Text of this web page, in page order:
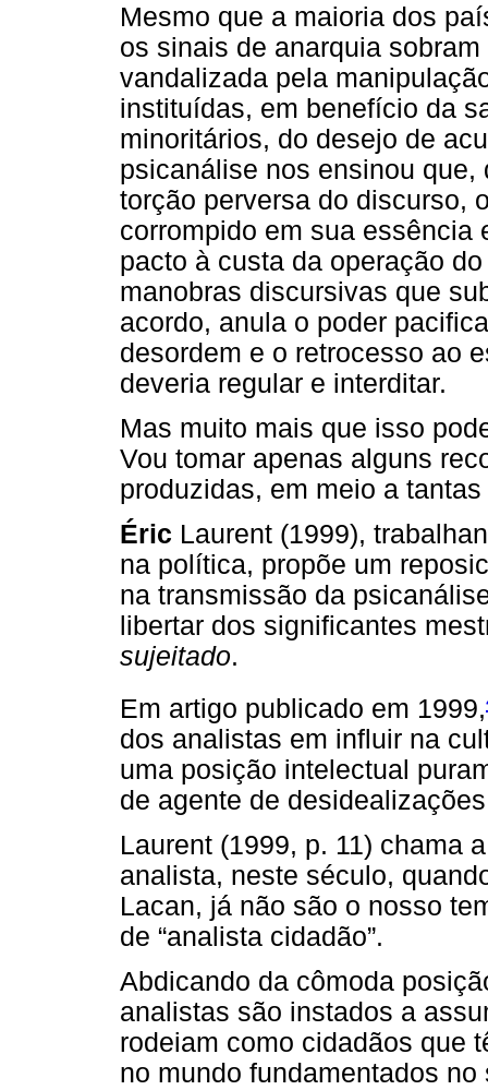
Mesmo que a maioria dos
os sinais de anarquia
vandalizada pela
instituídas, em benefício da
minoritários, do desejo de
psicanálise nos ensinou
torção perversa do discurso,
corrompido em sua essência
pacto à custa da operação
manobras discursivas que
acordo, anula o poder
desordem e o retrocesso ao
deveria regular e interditar.
Mas muito mais que isso
Vou tomar apenas alguns
produzidas, em meio a
Éric Laurent (1999),
na política, propõe um
na transmissão da
libertar dos significantes
sujeitado.
Em artigo publicado em 1999,
dos analistas em influir na
uma posição intelectual
de agente de
Laurent (1999, p. 11) chama
analista, neste século,
Lacan, já não são o nosso
de “analista cidadão”.
Abdicando da cômoda
analistas são instados a
rodeiam como cidadãos que
no mundo fundamentados